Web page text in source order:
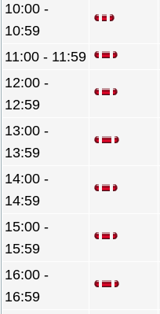
10:00 -
10:59
11:00 - 11:59
12:00 -
12:59
13:00 -
13:59
14:00 -
14:59
15:00 -
15:59
16:00 -
16:59